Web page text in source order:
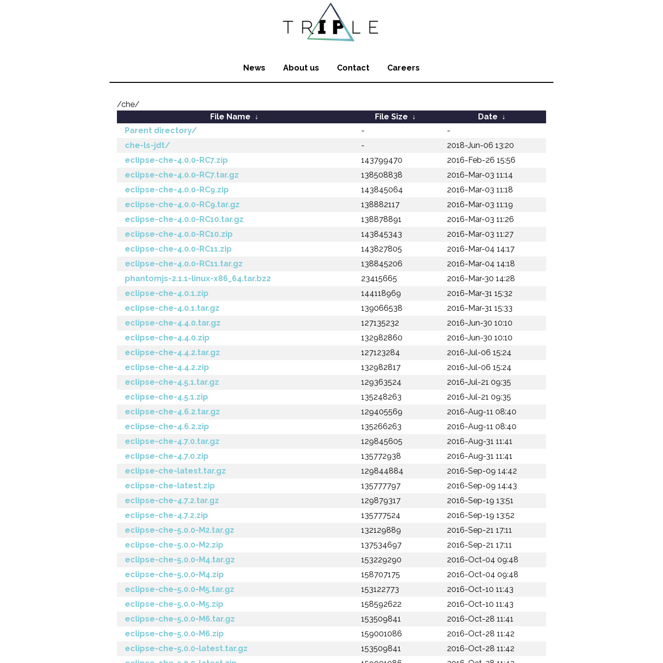
News About us Contact Careers
/che/
File Name ↓ File Size ↓ Date ↓
Parent directory/
-
-
che-ls-jdt/
-
2018-Jun-06 13:20
eclipse-che-4.0.0-RC7.zip
143799470
2016-Feb-26 15:56
eclipse-che-4.0.0-RC7.tar.gz
138508838
2016-Mar-03 11:14
eclipse-che-4.0.0-RC9.zip
143845064
2016-Mar-03 11:18
eclipse-che-4.0.0-RC9.tar.gz
138882117
2016-Mar-03 11:19
eclipse-che-4.0.0-RC10.tar.gz
138878891
2016-Mar-03 11:26
eclipse-che-4.0.0-RC10.zip
143845343
2016-Mar-03 11:27
eclipse-che-4.0.0-RC11.zip
143827805
2016-Mar-04 14:17
eclipse-che-4.0.0-RC11.tar.gz
138845206
2016-Mar-04 14:18
phantomjs-2.1.1-linux-x86_64.tar.bz2
23415665
2016-Mar-30 14:28
eclipse-che-4.0.1.zip
144118969
2016-Mar-31 15:32
eclipse-che-4.0.1.tar.gz
139066538
2016-Mar-31 15:33
eclipse-che-4.4.0.tar.gz
127135232
2016-Jun-30 10:10
eclipse-che-4.4.0.zip
132982860
2016-Jun-30 10:10
eclipse-che-4.4.2.tar.gz
127123284
2016-Jul-06 15:24
eclipse-che-4.4.2.zip
132982817
2016-Jul-06 15:24
eclipse-che-4.5.1.tar.gz
129363524
2016-Jul-21 09:35
eclipse-che-4.5.1.zip
135248263
2016-Jul-21 09:35
eclipse-che-4.6.2.tar.gz
129405569
2016-Aug-11 08:40
eclipse-che-4.6.2.zip
135266263
2016-Aug-11 08:40
eclipse-che-4.7.0.tar.gz
129845605
2016-Aug-31 11:41
eclipse-che-4.7.0.zip
135772938
2016-Aug-31 11:41
eclipse-che-latest.tar.gz
129844884
2016-Sep-09 14:42
eclipse-che-latest.zip
135777797
2016-Sep-09 14:43
eclipse-che-4.7.2.tar.gz
129879317
2016-Sep-19 13:51
eclipse-che-4.7.2.zip
135777524
2016-Sep-19 13:52
eclipse-che-5.0.0-M2.tar.gz
132129889
2016-Sep-21 17:11
eclipse-che-5.0.0-M2.zip
137534697
2016-Sep-21 17:11
eclipse-che-5.0.0-M4.tar.gz
153229290
2016-Oct-04 09:48
eclipse-che-5.0.0-M4.zip
158707175
2016-Oct-04 09:48
eclipse-che-5.0.0-M5.tar.gz
153122773
2016-Oct-10 11:43
eclipse-che-5.0.0-M5.zip
158592622
2016-Oct-10 11:43
eclipse-che-5.0.0-M6.tar.gz
153509841
2016-Oct-28 11:41
eclipse-che-5.0.0-M6.zip
159001086
2016-Oct-28 11:42
eclipse-che-5.0.0-latest.tar.gz
153509841
2016-Oct-28 11:42